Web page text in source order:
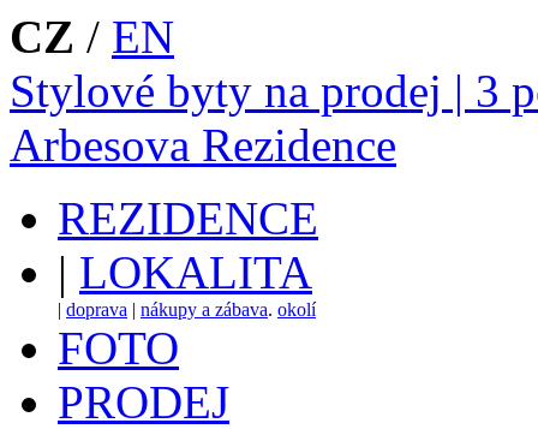
CZ / EN
Stylové byty na prodej | 3
Arbesova Rezidence
REZIDENCE
| LOKALITA
| doprava | nákupy a zábava. okolí
FOTO
PRODEJ